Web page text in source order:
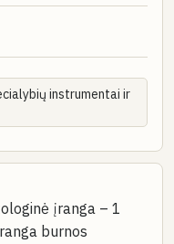
instrumentai ir
įranga – 1
burnos